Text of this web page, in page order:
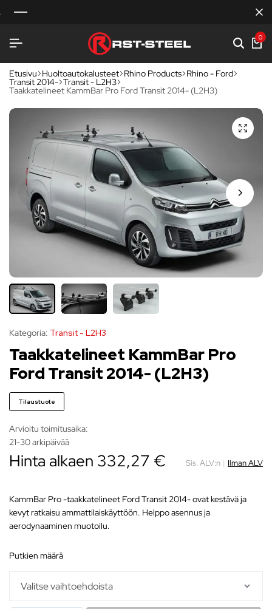
0
Etusivu Huoltoautokalusteet Rhino Products Rhino - Ford
Transit 2014- Transit - L2H3
Taakkatelineet KammBar Pro Ford Transit 2014- (L2H3)
Kategoria: Transit - L2H3
Taakkatelineet KammBar Pro
Ford Transit 2014- (L2H3)
Tilaustuote
Arvioitu toimitusaika:
21-30 arkipäivää
Hinta alkaen 332,27 € Sis. ALV:n | Ilman ALV
KammBar Pro -taakkatelineet Ford Transit 2014- ovat kestävä ja
kevyt ratkaisu ammattilaiskäyttöön. Helppo asennus ja
aerodynaaminen muotoilu.
putkien määrä